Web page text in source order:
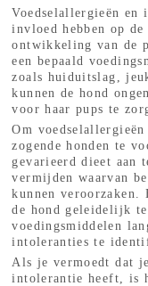
Voedselallergieën en
invloed hebben op de
ontwikkeling van de
een bepaald
zoals huiduitslag,
kunnen de hond
voor haar pups te
Om
zogende honden te
gevarieerd dieet aan
vermijden waarvan
kunnen veroorzaken.
de hond geleidelijk
voedingsmiddelen
intoleranties te
Als je vermoedt dat
intolerantie heeft, is